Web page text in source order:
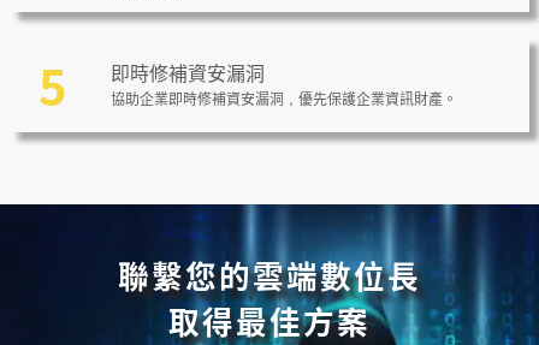
5 即時修補資安漏洞
協助企業即時修補資安漏洞，優先保護企業資訊財產。
聯繫您的雲端數位長
取得最佳方案